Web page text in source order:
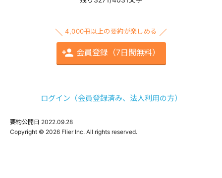
4,000冊以上の要約が楽しめる
会員登録（7日間無料）
ログイン（会員登録済み、法人利用の方）
要約公開日 2022.09.28